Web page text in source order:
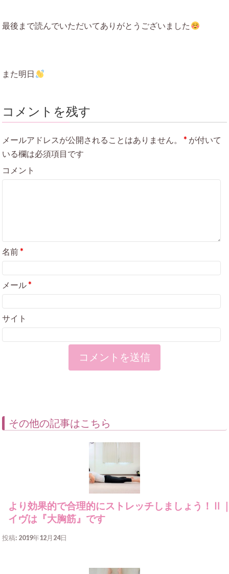
最後まで読んでいただいてありがとうございました
また明日
コメントを残す
メールアドレスが公開されることはありません。 * が付いて
いる欄は必須項目です
コメント
名前*
メール*
サイト
その他の記事はこちら
より効果的で合理的にストレッチしましょう！Ⅱ
イヴは『大胸筋』です
投稿: 2019年12月24日